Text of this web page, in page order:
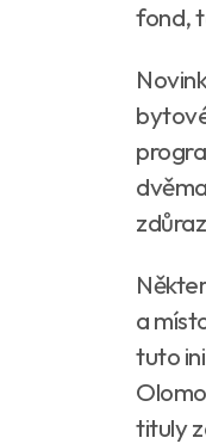
fond,
a
tuto
tituly